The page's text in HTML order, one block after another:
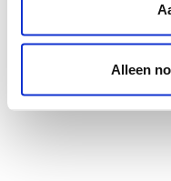
Alleen
l'éclairage et
Obtenez un